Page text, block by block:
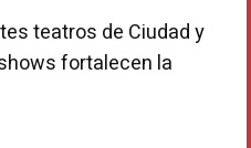
teatros de Ciudad y
fortalecen la